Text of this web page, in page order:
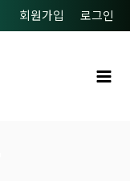
회원가입 로그인